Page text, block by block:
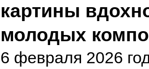
картины
молодых
6 февраля 2026